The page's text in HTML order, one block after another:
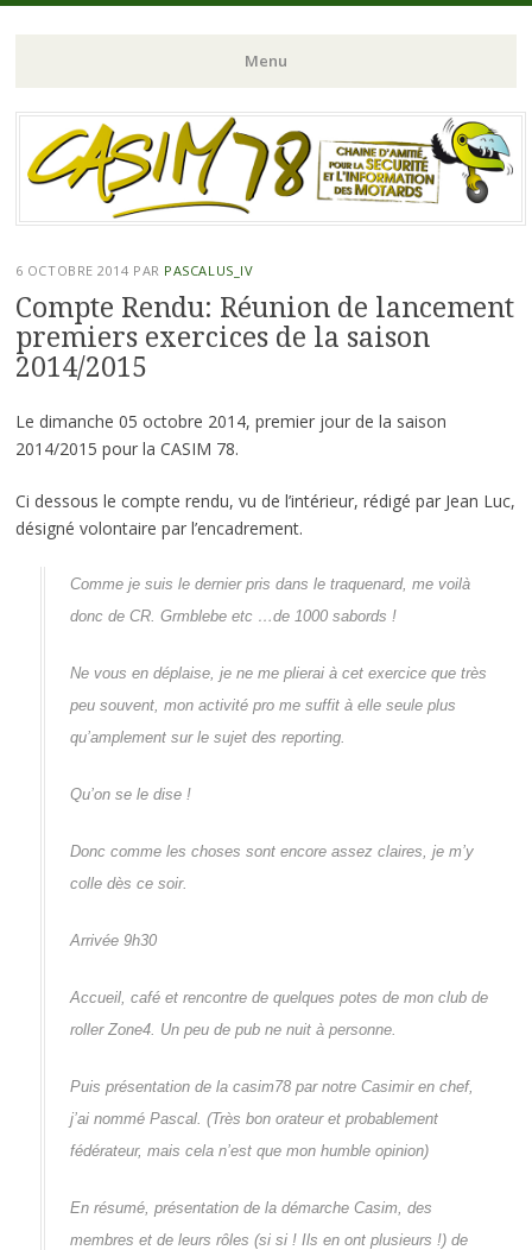
Menu
Aller
au
contenu
6 OCTOBRE 2014 PAR PASCALUS_IV
Compte Rendu: Réunion de lancement
premiers exercices de la saison
2014/2015
Le dimanche 05 octobre 2014, premier jour de la saison
2014/2015 pour la CASIM 78.
Ci dessous le compte rendu, vu de l’intérieur, rédigé par Jean Luc,
désigné volontaire par l’encadrement.
Comme je suis le dernier pris dans le traquenard, me voilà
donc de CR. Grmblebe etc …de 1000 sabords !
Ne vous en déplaise, je ne me plierai à cet exercice que très
peu souvent, mon activité pro me suffit à elle seule plus
qu’amplement sur le sujet des reporting.
Qu’on se le dise !
Donc comme les choses sont encore assez claires, je m’y
colle dès ce soir.
Arrivée 9h30
Accueil, café et rencontre de quelques potes de mon club de
roller Zone4. Un peu de pub ne nuit à personne.
Puis présentation de la casim78 par notre Casimir en chef,
j’ai nommé Pascal. (Très bon orateur et probablement
fédérateur, mais cela n’est que mon humble opinion)
En résumé, présentation de la démarche Casim, des
membres et de leurs rôles (si si ! Ils en ont plusieurs !) de